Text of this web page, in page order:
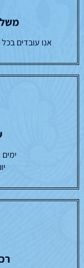
אנו עובדים
ימים א'-ה'